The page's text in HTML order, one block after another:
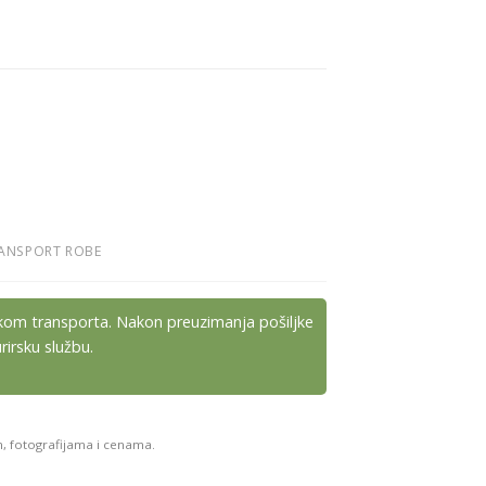
ROBE
transporta. Nakon preuzimanja pošiljke
službu.
fotografijama i cenama.